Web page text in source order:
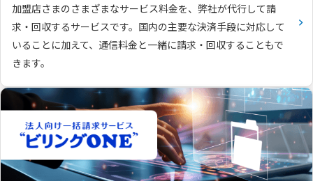
加盟店さまのさまざまなサービス料金を、弊社が代行して請
求・回収するサービスです。国内の主要な決済手段に対応して
いることに加えて、通信料金と一緒に請求・回収することもで
きます。